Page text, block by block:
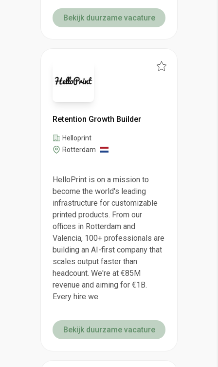
Bekijk duurzame vacature
Retention Growth Builder
Helloprint
Rotterdam
HelloPrint is on a mission to
become the world's leading
infrastructure for customizable
printed products. From our
offices in Rotterdam and
Valencia, 100+ professionals are
building an AI-first company that
scales output faster than
headcount. We're at €85M
revenue and aiming for €1B.
Every hire we
Bekijk duurzame vacature